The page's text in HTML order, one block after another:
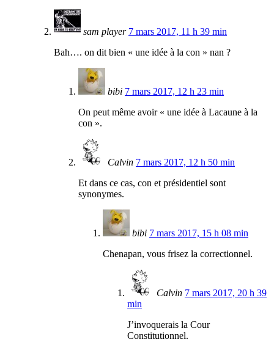
sam player 7 mars 2017, 11 h 39 min
Bah…. on dit bien « une idée à la con » nan ?
bibi 7 mars 2017, 12 h 23 min
On peut même avoir « une idée à Lacaune à la
con ».
Calvin 7 mars 2017, 12 h 50 min
Et dans ce cas, con et présidentiel sont
synonymes.
bibi 7 mars 2017, 15 h 08 min
Chenapan, vous frisez la correctionnel.
Calvin 7 mars 2017, 20 h 39
min
J’invoquerais la Cour
Constitutionnel.